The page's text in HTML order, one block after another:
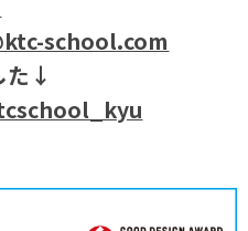
school.com
た↓